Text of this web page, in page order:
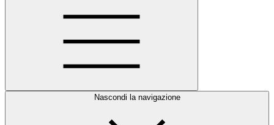
Nascondi la navigazione